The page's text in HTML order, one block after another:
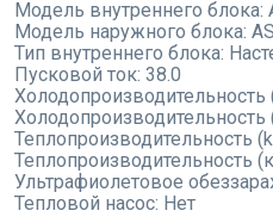
Модель внутреннего блока:
Модель наружного блока:
Тип внутреннего блока:
Пусковой ток: 38.0
Холодопроизводительность
Холодопроизводительность
Теплопроизводительность
Теплопроизводительность
Ультрафиолетовое
Тепловой насос: Нет